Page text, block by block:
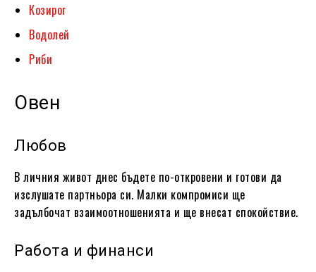
Козирог
Водолей
Риби
Овен
Любов
В личния живот днес бъдете по-откровени и готови да
изслушате партньора си. Малки компромиси ще
задълбочат взаимоотношенията и ще внесат спокойствие.
Работа и финанси